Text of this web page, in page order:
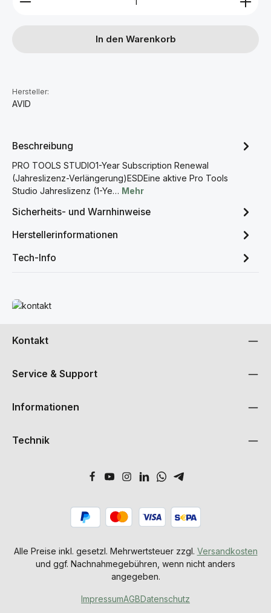
In den Warenkorb
Hersteller:
AVID
Beschreibung
PRO TOOLS STUDIO1-Year Subscription Renewal
(Jahreslizenz-Verlängerung)ESDEine aktive Pro Tools
Studio Jahreslizenz (1-Ye… Mehr
Sicherheits- und Warnhinweise
Herstellerinformationen
Tech-Info
Mehr erfahren
Kontakt
Service & Support
Informationen
Technik
Alle Preise inkl. gesetzl. Mehrwertsteuer zzgl. Versandkosten
und ggf. Nachnahmegebühren, wenn nicht anders
angegeben.
ImpressumAGBDatenschutz